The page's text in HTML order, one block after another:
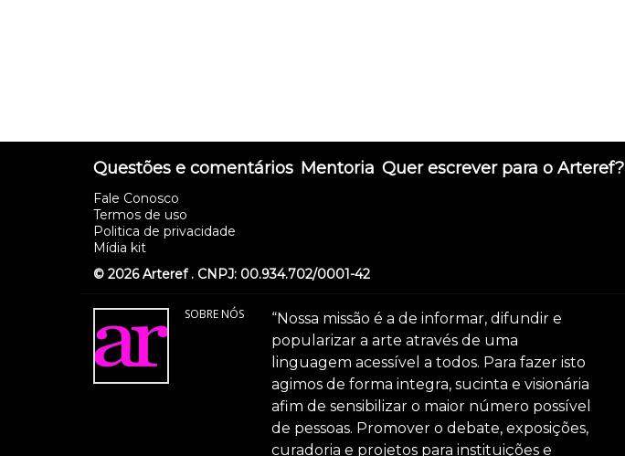
Questões e comentários
Fale Conosco
Termos de uso
Politica de privacidade
Mídia kit
Mentoria Quer escrever para o Arteref?
© 2026 Arteref . CNPJ: 00.934.702/0001-42
SOBRE NÓS
“Nossa missão é a de informar, difundir e
popularizar a arte através de uma
linguagem acessível a todos. Para fazer isto
agimos de forma integra, sucinta e visionária
afim de sensibilizar o maior número possível
de pessoas. Promover o debate, exposições,
curadoria e projetos para instituições e